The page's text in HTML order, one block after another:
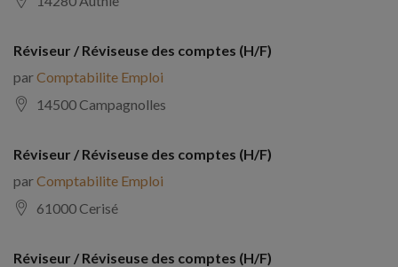
Réviseur / Réviseuse des comptes (H/F)
parComptabilite Emploi
14500 Campagnolles
Réviseur / Réviseuse des comptes (H/F)
parComptabilite Emploi
61000 Cerisé
Réviseur / Réviseuse des comptes (H/F)